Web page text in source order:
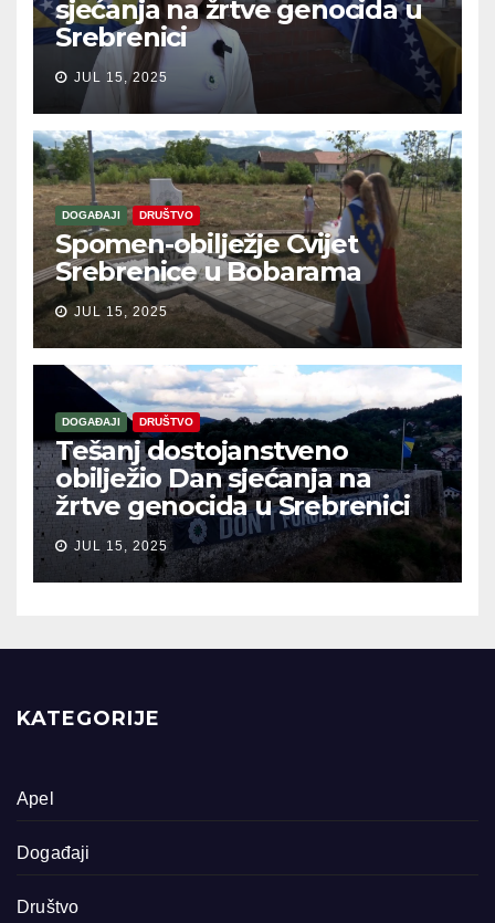
sjećanja na žrtve genocida u
Srebrenici
JUL 15, 2025
DOGAĐAJI DRUŠTVO
Spomen-obilježje Cvijet
Srebrenice u Bobarama
JUL 15, 2025
DOGAĐAJI DRUŠTVO
Tešanj dostojanstveno
obilježio Dan sjećanja na
žrtve genocida u Srebrenici
JUL 15, 2025
KATEGORIJE
Apel
Događaji
Društvo